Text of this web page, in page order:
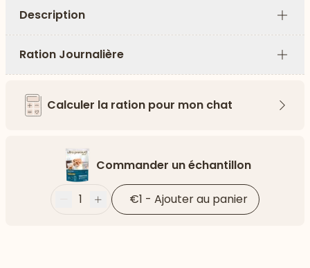
Description
Plus
Ration Journalière
Plus
Calculer la ration pour mon chat
Commander un échantillon
Moins
1 Plus €1 - Ajouter au panier